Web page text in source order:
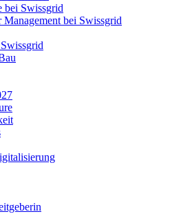
bei Swissgrid
Management bei Swissgrid